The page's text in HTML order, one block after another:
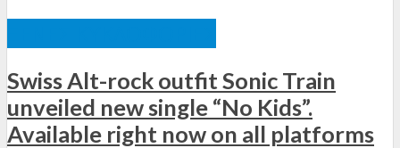
Swiss Alt-rock outfit Sonic Train
unveiled new single “No Kids”.
Available right now on all platforms